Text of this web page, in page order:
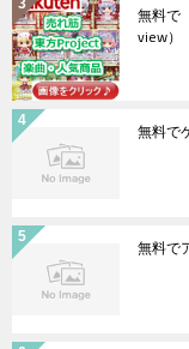
無料で
view）
無料で
無料で